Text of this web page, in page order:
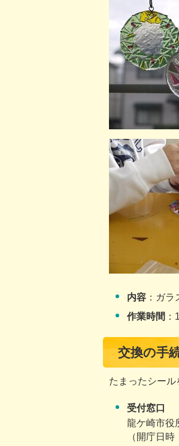
内容 ：ガ
作業時間
交換の手
たまったシール
受付窓口
龍ケ崎市役
（開庁日